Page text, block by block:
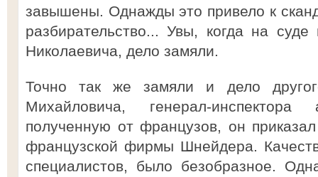
завышены. Однажды это привело к
разбирательство... Увы, когда на
Николаевича, дело замяли.
Точно так же замяли и дело
Михайловича, генерал-
полученную от французов, он
французской фирмы Шнейдера.
специалистов, было безобразное.